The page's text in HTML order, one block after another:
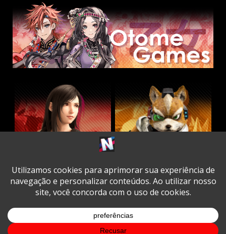
TwitterFacebook
Instagram
YoutubeSpotifyCookie
Policy